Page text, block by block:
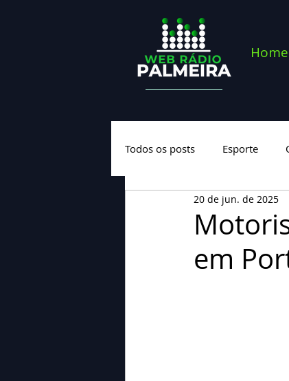
Home
Todos os posts Esporte
Geral Nova
em
20 de jun. de 2025